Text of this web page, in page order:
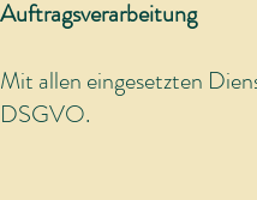
Auftragsverarbeitung
Mit allen eingesetzten
DSGVO.